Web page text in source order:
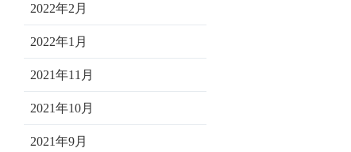
2022年2月
2022年1月
2021年11月
2021年10月
2021年9月